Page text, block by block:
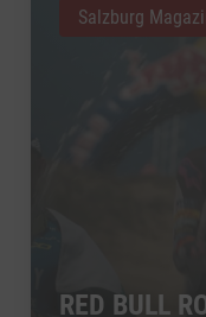
RED BULL
Salzburg